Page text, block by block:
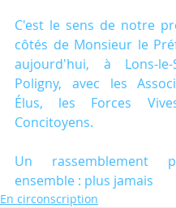
C'est le sens de notre
côtés de Monsieur le
aujourd'hui, à Lons-
Poligny, avec les
Élus, les Forces
Concitoyens.
Un rassemblement
ensemble : plus jamais
En circonscription